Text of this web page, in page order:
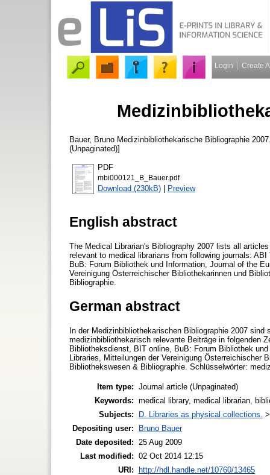
Login Create
Bauer, Bruno Medizinbibliothekarische Bibliographie
(Unpaginated)]
PDF
mbi000121_B_Bauer.pdf
Download (230kB) | Preview
English abstract
The Medical Librarian's Bibliography 2007 lists all
relevant to medical librarians from following journals:
BuB: Forum Bibliothek und Information, Journal of the
Vereinigung Österreichischer Bibliothekarinnen und
Bibliographie.
German abstract
In der Medizinbibliothekarischen Bibliographie 2007
medizinbibliothekarisch relevante Beiträge in folgenden
Bibliotheksdienst, BIT online, BuB: Forum Bibliothek
Libraries, Mitteilungen der Vereinigung Österreichischer
Bibliothekswesen & Bibliographie. Schlüsselwörter:
Item type: Journal article (Unpaginated)
Keywords: medical library, medical librarian,
Subjects:
D. Libraries as physical collections.
Depositing user:
Bruno Bauer
Date deposited:
25 Aug 2009
Last modified: 02 Oct 2014 12:15
URI:
http://hdl.handle.net/10760/13465